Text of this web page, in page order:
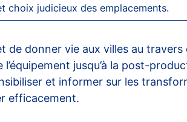
choix judicieux des emplacements.
donner vie aux villes au
l’équipement jusqu’à la post-
et informer sur les
efficacement.